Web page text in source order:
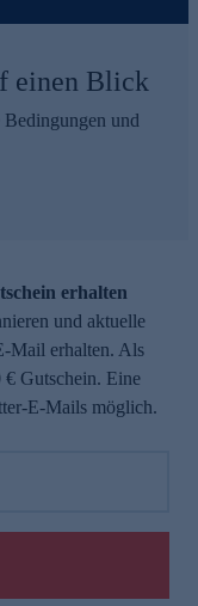
einen Blick
und
erhalten
und aktuelle
Mail erhalten. Als
€ Gutschein. Eine
E-Mails möglich.